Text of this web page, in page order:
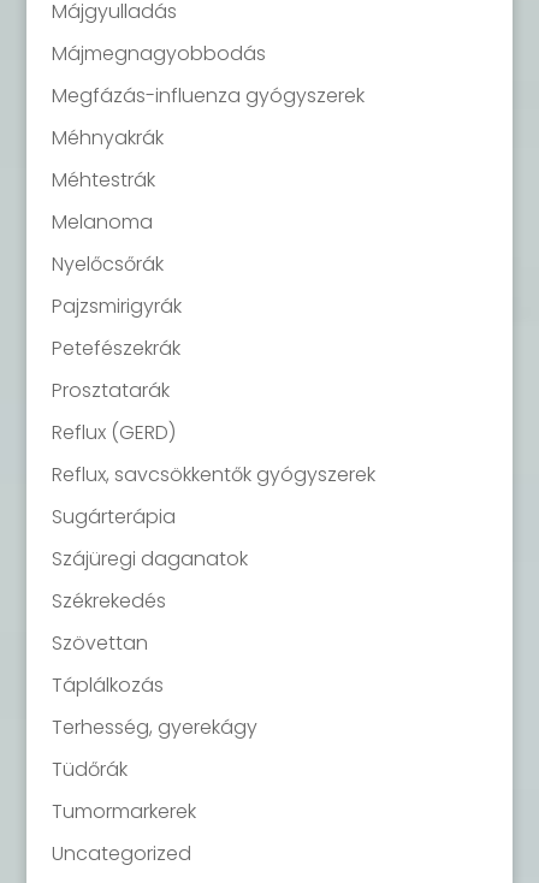
Májgyulladás
Májmegnagyobbodás
Megfázás-influenza gyógyszerek
Méhnyakrák
Méhtestrák
Melanoma
Nyelőcsőrák
Pajzsmirigyrák
Petefészekrák
Prosztatarák
Reflux (GERD)
Reflux, savcsökkentők gyógyszerek
Sugárterápia
Szájüregi daganatok
Székrekedés
Szövettan
Táplálkozás
Terhesség, gyerekágy
Tüdőrák
Tumormarkerek
Uncategorized